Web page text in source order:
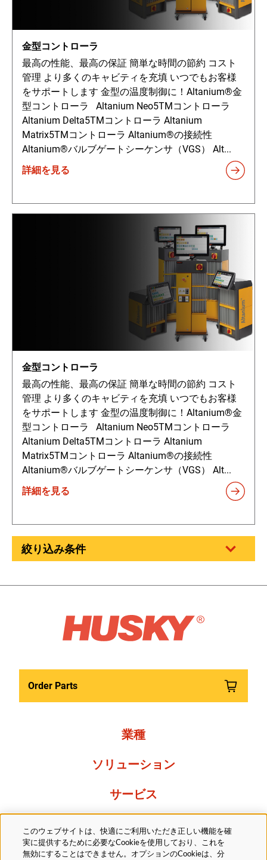
金型コントローラ
最高の性能、最高の保証 簡単な時間の節約 コスト
管理 より多くのキャビティを充填 いつでもお客様
をサポートします 金型の温度制御に！Altanium®金
型コントローラ Altanium Neo5TMコントローラ
Altanium Delta5TMコントローラ Altanium
Matrix5TMコントローラ Altanium®の接続性
Altanium®バルブゲートシーケンサ（VGS） Alt...
詳細を見る
金型コントローラ
最高の性能、最高の保証 簡単な時間の節約 コスト
管理 より多くのキャビティを充填 いつでもお客様
をサポートします 金型の温度制御に！Altanium®金
型コントローラ Altanium Neo5TMコントローラ
Altanium Delta5TMコントローラ Altanium
Matrix5TMコントローラ Altanium®の接続性
Altanium®バルブゲートシーケンサ（VGS） Alt...
詳細を見る
絞り込み条件
Order Parts
業種
ソリューション
サービス
Resources
当社について
このウェブサイトは、快適にご利用いただき正しい機能を確
実に提供するために必要なCookieを使用しており、これを
無効にすることはできません。オプションのCookieは、分